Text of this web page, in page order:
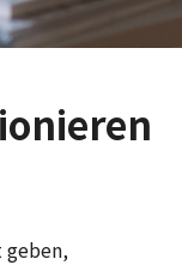
geben,